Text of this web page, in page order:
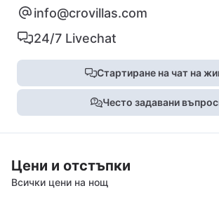
info@crovillas.com
24/7 Livechat
Стартиране на чат на
Често задавани
Цени и отстъпки
Всички цени на нощ